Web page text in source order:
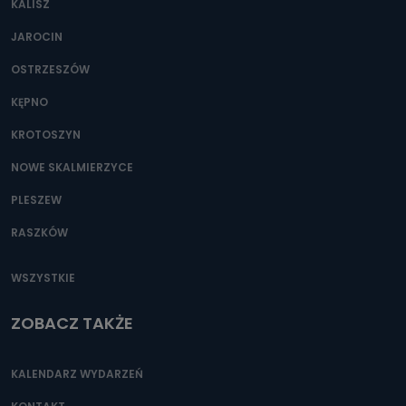
Można to zrobić pod numerem telefonu 62 735-51-05 lub
KALISZ
JAROCIN
OSTRZESZÓW
KĘPNO
KROTOSZYN
NOWE SKALMIERZYCE
PLESZEW
RASZKÓW
WSZYSTKIE
ZOBACZ TAKŻE
KALENDARZ WYDARZEŃ